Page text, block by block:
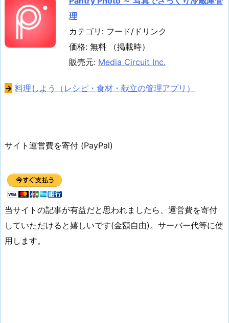
理
カテゴリ: フード/ドリンク
価格: 無料 （掲載時）
販売元: Media Circuit Inc.
→ 料理しよう（レシピ・食材・献立の管理アプリ）
サイト運営費を寄付 (PayPal)
当サイトの記事が有益だと思われましたら、運営費を寄付
していただけると嬉しいです(金額自由)。サーバー代等に使
用します。